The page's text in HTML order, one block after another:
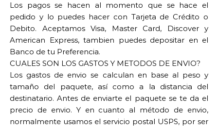
Los pagos se hacen al momento que se hace el
pedido y lo puedes hacer con Tarjeta de Crédito o
Debito. Aceptamos Visa, Master Card, Discover y
American Express, tambien puedes depositar en el
Banco de tu Preferencia.
CUALES SON LOS GASTOS Y METODOS DE ENVIO?
Los gastos de envio se calculan en base al peso y
tamaño del paquete, así como a la distancia del
destinatario. Antes de enviarte el paquete se te da el
precio de envio. Y en cuanto al método de envio,
normalmente usamos el servicio postal USPS, por ser